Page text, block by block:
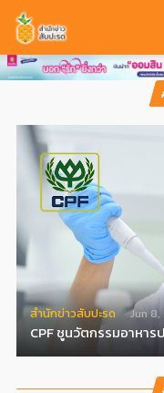
สํานักข่าวสับปะรด Jun 8,
CPF ชูนวัตกรรมอาหา